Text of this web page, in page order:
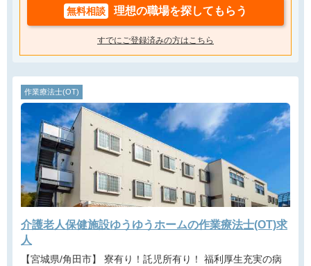
無料相談 理想の職場を探してもらう
すでにご登録済みの方はこちら
作業療法士(OT)
介護老人保健施設ゆうゆうホームの作業療法士(OT)求
人
【宮城県/角田市】 寮有り！託児所有り！ 福利厚生充実の病